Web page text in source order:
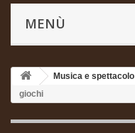
MENÙ
Musica e spettacolo
giochi